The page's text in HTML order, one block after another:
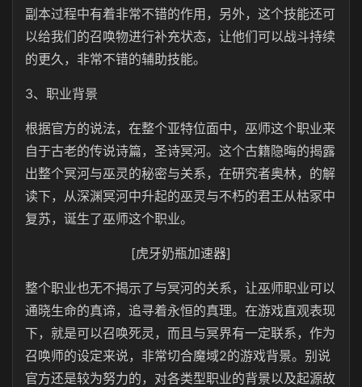
副本过程中有着非常不错的作用，另外，这个技能还可
以给我们的召唤物进行补充状态，让他们可以战斗持续
的更久，非常不错的辅助技能。
3、职业背景
根据官方的说法，在整个亚特位面中，巫师这个职业来
自于古老的传说诗篇，圣诗冥河。这个古籍隐晦的揭露
出整个冥河与巫灵的秘密与关系，在研究者奥林，的解
读下，从深渊冥河中升起的巫灵与不朽的君王从枯冢中
复苏，诞生了巫师这个职业。
[虎牙奶瓶加速器]
整个职业也无不揭示了与冥河的关系，让巫师职业可以
通晓生命的真谛，追寻着永恒的真理。在游戏直观表现
下，就是可以召唤死灵，而且与冥界有一定联系，作为
召唤师的设定来说，非常切合魔域2的游戏背景。别说
官方还是较为努力的，对各类型职业的背景以及起源故